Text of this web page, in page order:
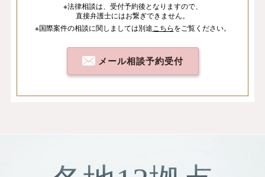
※法律相談は、 受付予約後となりますので、
直接弁護士にはお繋ぎできません。
※国際案件の相談に関しましては別途 こちらをご覧ください。
メール相談予約受付